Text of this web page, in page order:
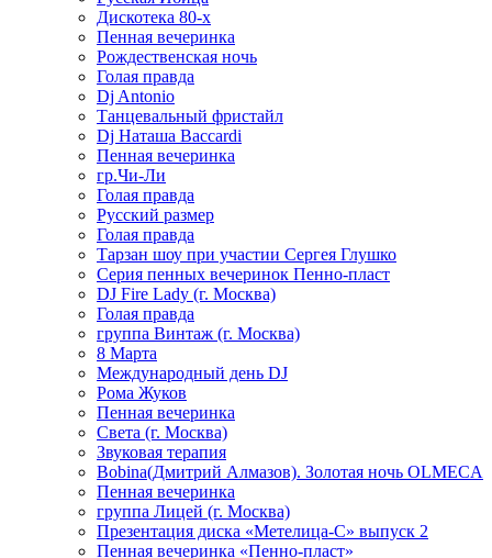
Дискотека 80-х
Пенная вечеринка
Рождественская ночь
Голая правда
Dj Antonio
Танцевальный фристайл
Dj Наташа Baccardi
Пенная вечеринка
гр.Чи-Ли
Голая правда
Русский размер
Голая правда
Тарзан шоу при участии Сергея Глушко
Серия пенных вечеринок Пенно-пласт
DJ Fire Lady (г. Москва)
Голая правда
группа Винтаж (г. Москва)
8 Марта
Международный день DJ
Рома Жуков
Пенная вечеринка
Света (г. Москва)
Звуковая терапия
Bobina(Дмитрий Алмазов). Золотая ночь OLMECA
Пенная вечеринка
группа Лицей (г. Москва)
Презентация диска «Метелица-С» выпуск 2
Пенная вечеринка «Пенно-пласт»